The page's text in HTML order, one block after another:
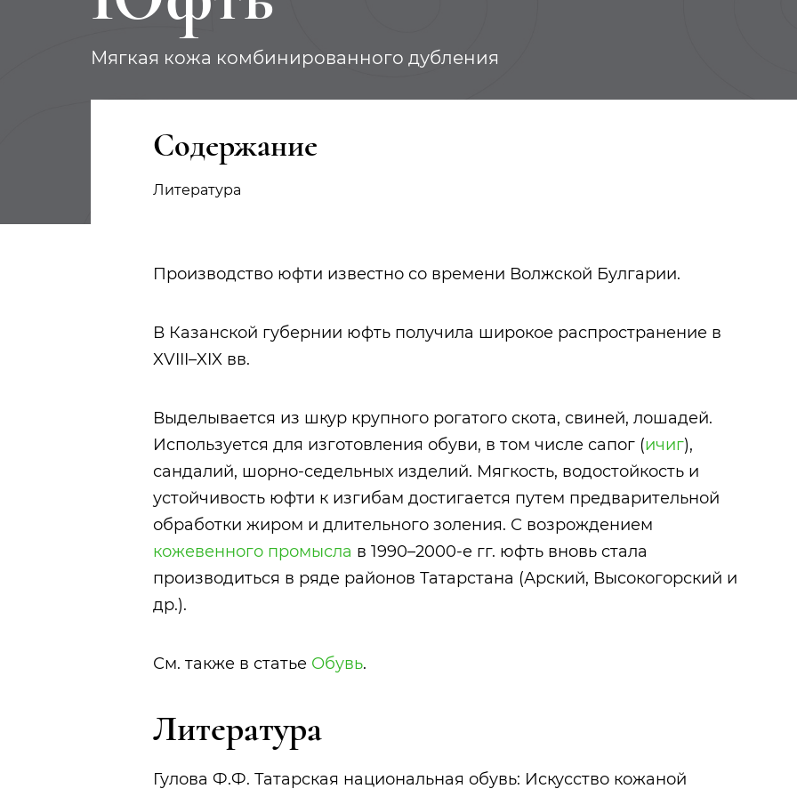
Мягкая кожа комбинированного дубления
Содержание
Литература
Производство юфти известно со времени Волжской Булгарии.
В Казанской губернии юфть получила широкое распространение в
XVIII–XIX вв.
Выделывается из шкур крупного рогатого скота, свиней, лошадей.
Используется для изготовления обуви, в том числе сапог (ичиг),
сандалий, шорно-седельных изделий. Мягкость, водостойкость и
устойчивость юфти к изгибам достигается путем предварительной
обработки жиром и длительного золения. С возрождением
кожевенного промысла в 1990–2000-е гг. юфть вновь стала
производиться в ряде районов Татарстана (Арский, Высокогорский и
др.).
См. также в статье Обувь.
Литература
Гулова Ф.Ф. Татарская национальная обувь: Искусство кожаной
Кичуй Выселки Видеогалерея